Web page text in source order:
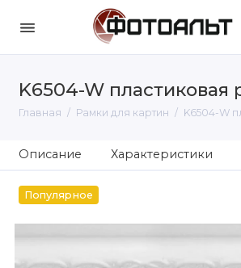
K6504-W пластиковая
Главная Рамки для картин K6504-W
Описание Характеристики
Популярное